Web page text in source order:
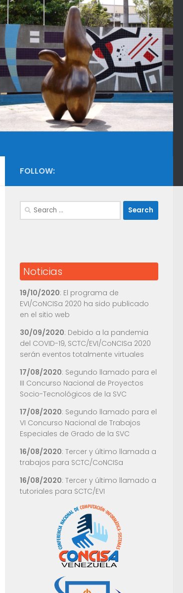
FOLLOW:
Search
for:
Noticias
19/10/2020: El programa de
EVI/CoNCISa 2020 ha sido publicado
en el sitio web
30/09/2020: Debido a la pandemia
del COVID-19, SCTC/EVI/CoNCISa 2020
serán eventos totalmente virtuales
17/08/2020: Segundo llamado para el
III Concurso Nacional de Proyectos
Socio-Tecnológicos de la SVC
17/08/2020: Segundo llamado para el
VI Concurso Nacional de Trabajos
Especiales de Grado de la SVC
16/08/2020: Tercer y último llamada a
trabajos para SCTC/CoNCISa
16/08/2020: Tercer y último llamado a
tutoriales para SCTC/EVI